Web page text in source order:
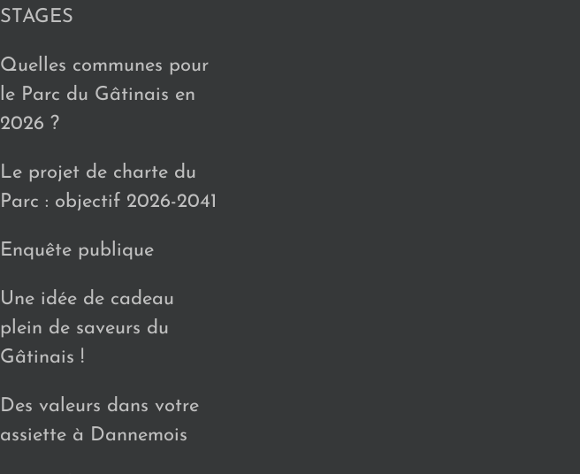
STAGES
Quelles communes pour
le Parc du Gâtinais en
2026 ?
Le projet de charte du
Parc : objectif 2026-2041
Enquête publique
Une idée de cadeau
plein de saveurs du
Gâtinais !
Des valeurs dans votre
assiette à Dannemois